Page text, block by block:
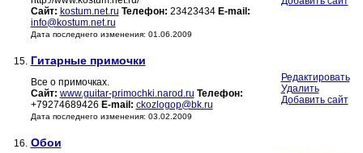
Сайт: kostum.net.ru Телефон: 23423434 E-mail:
info@kostum.net.ru
Дата последнего изменения: 01.06.2009
15. Гитарные примочки
Все о примочках.
Сайт: www.guitar-primochki.narod.ru Телефон:
+79274689426 E-mail: ckozlogop@bk.ru
Дата последнего изменения: 03.02.2009
Редактировать
Удалить
Добавить сайт
16. Обои